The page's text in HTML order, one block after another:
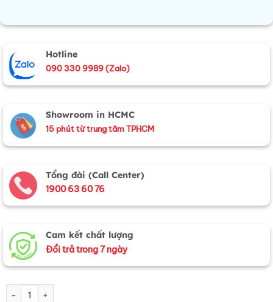
Hotline
090 330 9989 (Zalo)
Showroom in HCMC
15 phút từ trung tâm TPHCM
Tổng đài (Call Center)
1900 63 60 76
Cam kết chất lượng
Đổi trả trong 7 ngày
Tranh Đồng Mã Đáo thành công 75x115 khung vặn - Dát vàng 24k số